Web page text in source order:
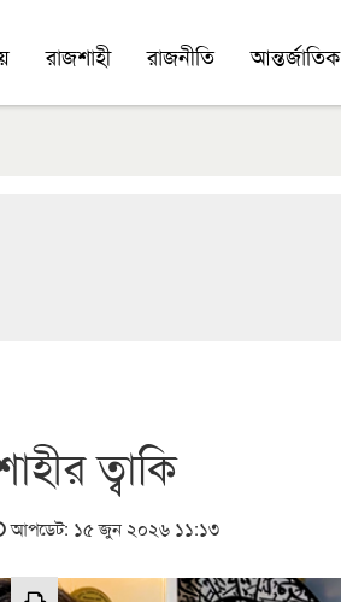
রাজশাহী রাজনীতি আন্তর্জাতিক
ত্বাকি
আপডেট: ১৫ জুন ২০২৬ ১১:১৩